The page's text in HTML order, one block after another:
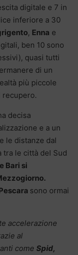
digitale e 7 in
inferiore a 30
, Enna e
ben 10 sono
quasi tutti
di un
più piccole
recupero.
decisa
e a un
le distanze dal
le città del Sud
Bari si
sono ormai
accelerazione
al
come Spid,